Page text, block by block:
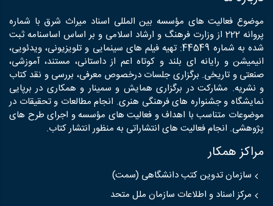
موضوع فعالیت های مؤسسه بین المللی اسناد میراث شرق با شماره
پروانه 222 از وزارت فرهنگ و ارشاد اسلامی و بر اساس اساسنامه ثبت
شده به شماره 44549: تهیه فیلم های سینمایی و تلویزیونی، ویدئویی،
انیمیشن و رایانه ای بلند و کوتاه اعم از داستانی، مستند، آموزشی،
صنعتی و تاریخی. برگزاری جلسات درخصوص معرفی، بررسی و نقد کتاب
و نشریه. مشارکت در برگزاری همایش و سمینار و همکاری در برپایی
نمایشگاه و جشنواره های فرهنگی هنری. انجام مطالعات و تحقیقات در
موضوعات متناسب با اهداف و فعالیت های مؤسسه و اجرای طرح های
پژوهشی. انجام فعالیت های انتشاراتی به منظور انتشار کتاب.
مراکز همکار
سازمان تدوین کتب دانشگاهی (سمت)
مرکز اسناد و اطلاعات سازمان ملل متحد